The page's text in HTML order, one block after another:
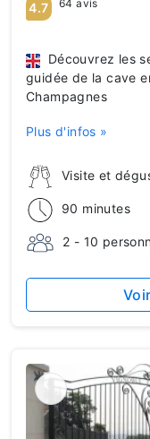
Visite et
90 minutes
2 - 10
Découvrez les
guidée de la cave
Champagnes
Plus d'infos »
4.7 64 avis